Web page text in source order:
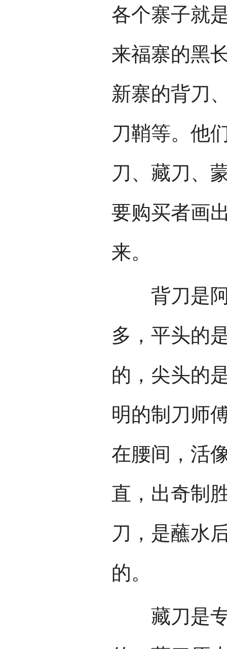
各个寨子就
来福寨的黑
新寨的背刀
刀鞘等。他
刀、藏刀、
要购买者画
来。
背刀是阿
多，平头的
的，尖头的
明的制刀师
在腰间，活
直，出奇制
刀，是蘸水
的。
藏刀是专